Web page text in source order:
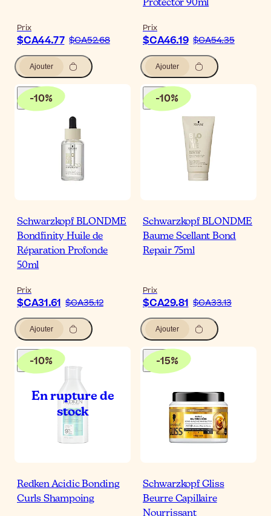
Prix
$CA44.77 $CA52.68
Ajouter
Protector 90ml
Prix
$CA46.19 $CA54.35
Ajouter
-10%
Schwarzkopf BLONDME
Bondfinity Huile de
Réparation Profonde
50ml
Prix
$CA31.61 $CA35.12
Ajouter
-10%
Schwarzkopf BLONDME
Baume Scellant Bond
Repair 75ml
Prix
$CA29.81 $CA33.13
Ajouter
-10%
Redken Acidic Bonding
Curls Shampoing
-15%
Schwarzkopf Gliss
Beurre Capillaire
Nourrissant